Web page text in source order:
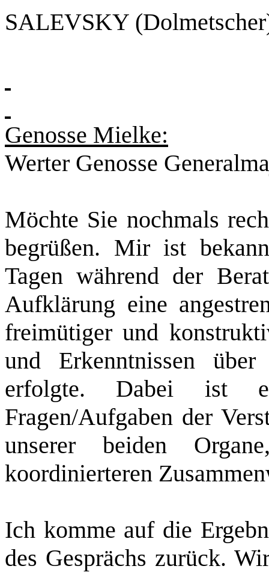
SALEVSKY
Genosse Mielke:
Werter Genosse
Möchte Sie nochmals
begrüßen. Mir ist
Tagen während der
Aufklärung eine
freimütiger und
und Erkenntnissen über
erfolgte. Dabei ist
Fragen/Aufgaben der
unserer beiden
koordinierteren
Ich komme auf die
des Gesprächs zurück.